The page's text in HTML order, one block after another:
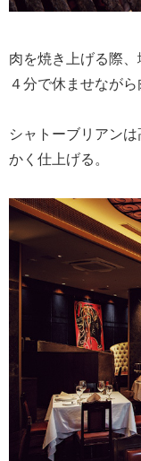
肉を焼き上げる際
４分で休ませながら
シャトーブリアン
かく仕上げる。